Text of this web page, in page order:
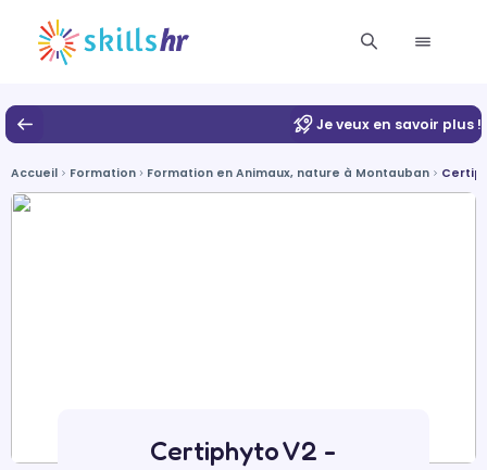
Je veux en savoir plus !
Accueil Formation Formation en Animaux, nature à Montauban
Certiphyto V2 -